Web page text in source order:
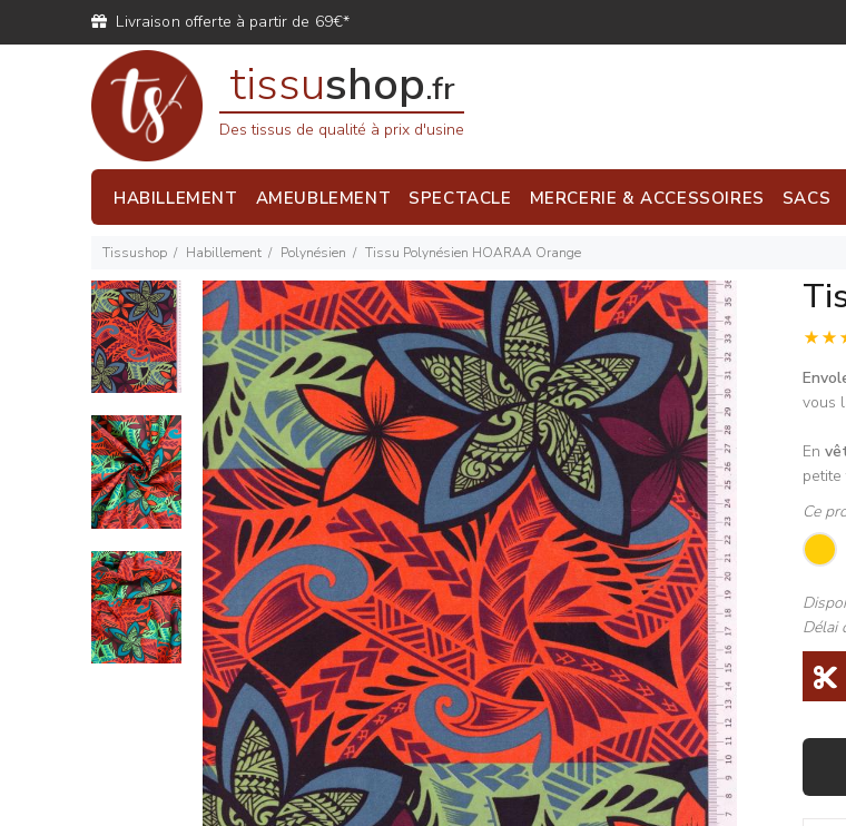
Livraison offerte à partir de 69€*
tissushop.fr
Des tissus de qualité à prix d'usine
HABILLEMENT AMEUBLEMENT SPECTACLE MERCERIE & ACCESSOIRES SACS
Tissushop Habillement Polynésien Tissu Polynésien HOARAA Orange
vous
En
Ce
Délai